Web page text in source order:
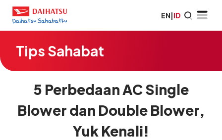
EN|ID
Tips Sahabat
5 Perbedaan AC Single
Blower dan Double Blower,
Yuk Kenali!